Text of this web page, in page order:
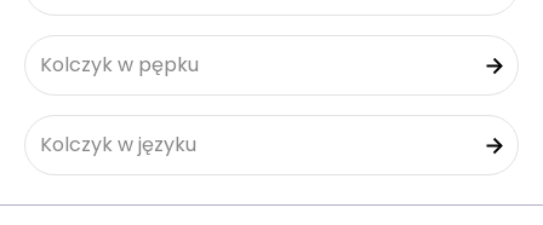
Kolczyk w pępku
Kolczyk w języku